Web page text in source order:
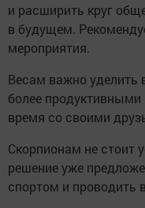
и расширить круг
в будущем.
мероприятия.
Весам важно уделить
более продуктивными
время со своими
Скорпионам не стоит
решение уже
спортом и проводить